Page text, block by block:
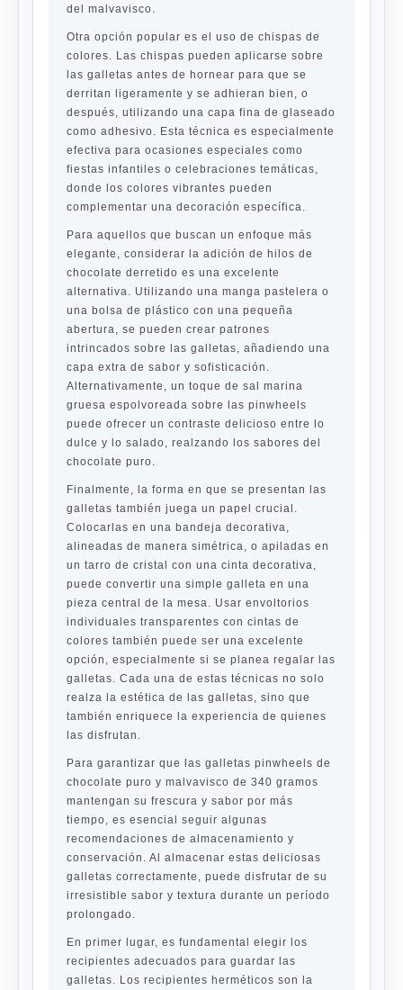
del malvavisco.
Otra opción popular es el uso de chispas de
colores. Las chispas pueden aplicarse sobre
las galletas antes de hornear para que se
derritan ligeramente y se adhieran bien, o
después, utilizando una capa fina de glaseado
como adhesivo. Esta técnica es especialmente
efectiva para ocasiones especiales como
fiestas infantiles o celebraciones temáticas,
donde los colores vibrantes pueden
complementar una decoración específica.
Para aquellos que buscan un enfoque más
elegante, considerar la adición de hilos de
chocolate derretido es una excelente
alternativa. Utilizando una manga pastelera o
una bolsa de plástico con una pequeña
abertura, se pueden crear patrones
intrincados sobre las galletas, añadiendo una
capa extra de sabor y sofisticación.
Alternativamente, un toque de sal marina
gruesa espolvoreada sobre las pinwheels
puede ofrecer un contraste delicioso entre lo
dulce y lo salado, realzando los sabores del
chocolate puro.
Finalmente, la forma en que se presentan las
galletas también juega un papel crucial.
Colocarlas en una bandeja decorativa,
alineadas de manera simétrica, o apiladas en
un tarro de cristal con una cinta decorativa,
puede convertir una simple galleta en una
pieza central de la mesa. Usar envoltorios
individuales transparentes con cintas de
colores también puede ser una excelente
opción, especialmente si se planea regalar las
galletas. Cada una de estas técnicas no solo
realza la estética de las galletas, sino que
también enriquece la experiencia de quienes
las disfrutan.
Para garantizar que las galletas pinwheels de
chocolate puro y malvavisco de 340 gramos
mantengan su frescura y sabor por más
tiempo, es esencial seguir algunas
recomendaciones de almacenamiento y
conservación. Al almacenar estas deliciosas
galletas correctamente, puede disfrutar de su
irresistible sabor y textura durante un período
prolongado.
En primer lugar, es fundamental elegir los
recipientes adecuados para guardar las
galletas. Los recipientes herméticos son la